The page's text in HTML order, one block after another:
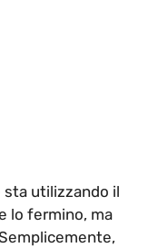
utilizzando il
lo fermino, ma